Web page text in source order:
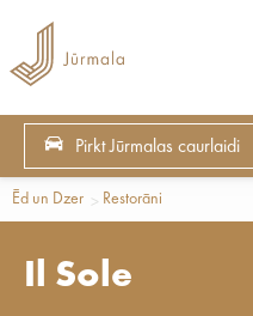
Pirkt Jūrmalas caurlaidi
Ēd un Dzer Restorāni
Il Sole